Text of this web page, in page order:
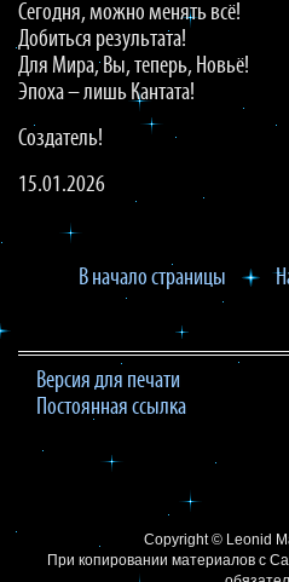
Сегодня, можно менять всё!
Добиться результата!
Для Мира, Вы, теперь, Новьё!
Эпоха – лишь Кантата!
Создатель!
15.01.2026
В начало страницы
Версия для печати
Постоянная ссылка
Copyright © Leonid
При копировании материалов с